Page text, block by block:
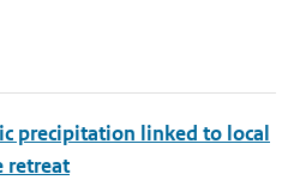
precipitation linked to local
retreat